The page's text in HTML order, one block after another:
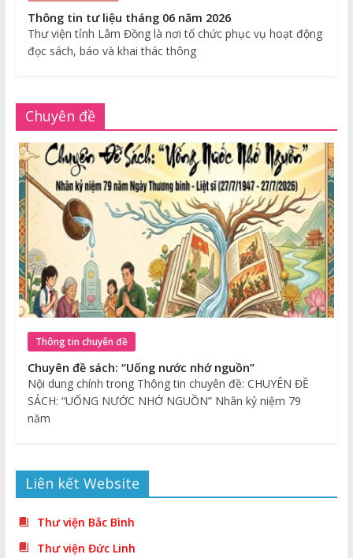
Thông tin tư liệu tháng 06 năm 2026
Thư viện tỉnh Lâm Đồng là nơi tổ chức phục vụ hoạt động
đọc sách, báo và khai thác thông
Chuyên đề
Thông tin chuyên đề
Chuyên đề sách: “Uống nước nhớ nguồn”
Nội dung chính trong Thông tin chuyên đề: CHUYÊN ĐỀ
SÁCH: “UỐNG NƯỚC NHỚ NGUỒN” Nhân kỷ niệm 79
năm
Liên kết Website
Thư viện Bắc Bình
Thư viện Đức Linh